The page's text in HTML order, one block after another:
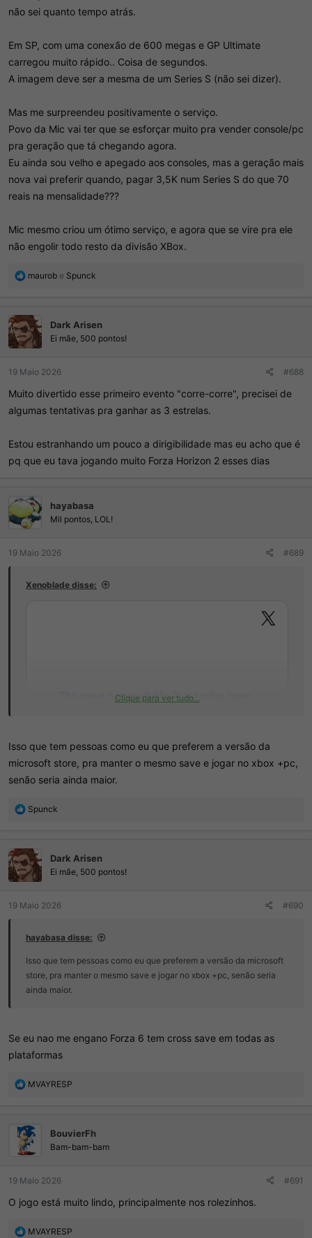
não sei quanto tempo atrás.
Em SP, com uma conexão de 600 megas e GP Ultimate
carregou muito rápido.. Coisa de segundos.
A imagem deve ser a mesma de um Series S (não sei dizer).
Mas me surpreendeu positivamente o serviço.
Povo da Mic vai ter que se esforçar muito pra vender console/pc
pra geração que tá chegando agora.
Eu ainda sou velho e apegado aos consoles, mas a geração mais
nova vai preferir quando, pagar 3,5K num Series S do que 70
reais na mensalidade???
Mic mesmo criou um ótimo serviço, e agora que se vire pra ele
não engolir todo resto da divisão XBox.
R
ç
õ
e
s
maurob e Spunck
Dark Arisen
Ei mãe, 500 pontos!
19 Maio 2026 #688
Muito divertido esse primeiro evento "corre-corre", precisei de
algumas tentativas pra ganhar as 3 estrelas.
Estou estranhando um pouco a dirigibilidade mas eu acho que é
pq que eu tava jogando muito Forza Horizon 2 esses dias
hayabasa
Mil pontos, LOL!
19 Maio 2026 #689
Xenoblade disse:
Clique para ver tudo...
Isso que tem pessoas como eu que preferem a versão da
microsoft store, pra manter o mesmo save e jogar no xbox +pc,
senão seria ainda maior.
R
ç
õ
e
s
Spunck
Dark Arisen
Ei mãe, 500 pontos!
19 Maio 2026 #690
hayabasa disse:
Isso que tem pessoas como eu que preferem a versão da microsoft
store, pra manter o mesmo save e jogar no xbox +pc, senão seria
ainda maior.
Se eu nao me engano Forza 6 tem cross save em todas as
plataformas
R
õ
e
s
MVAYRESP
BouvierFh
Bam-bam-bam
19 Maio 2026 #691
O jogo está muito lindo, principalmente nos rolezinhos.
R
MVAYRESP